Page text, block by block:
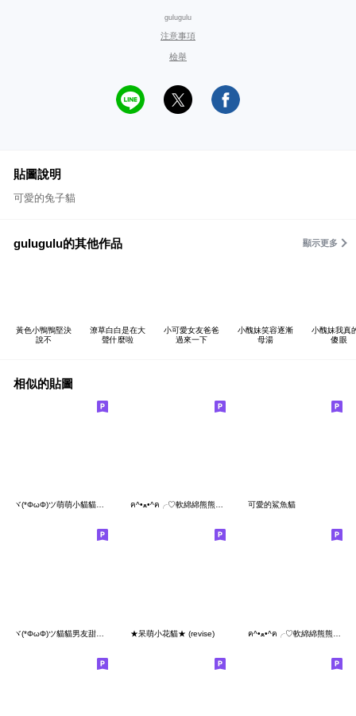
gulugulu
注意事項
檢舉
貼圖說明
可愛的兔子貓
gulugulu的其他作品 顯示更多
黃色小鴨鴨堅決
說不
潦草白白是在大
聲什麼啦
小可愛女友爸爸
過來一下
小醜妹笑容逐漸
母湯
小醜妹我真
傻眼
相似的貼圖
ヾ(*ΦωΦ)ツ萌萌小貓貓真可愛 ฅ^•ﻌ•^ฅ╭♡軟綿綿熊熊貓可可愛愛 可愛的鯊魚貓
★呆萌小花貓★ (revise)